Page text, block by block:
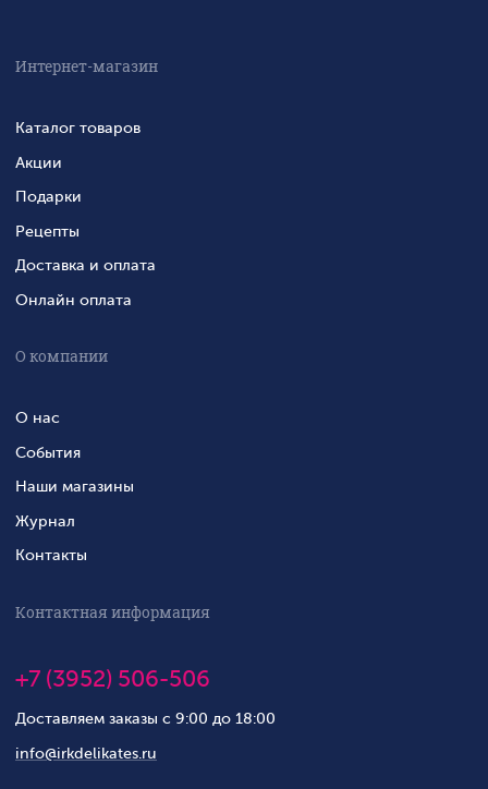
Интернет-магазин
Каталог товаров
Акции
Подарки
Рецепты
Доставка и оплата
Онлайн оплата
О компании
О нас
События
Наши магазины
Журнал
Контакты
Контактная информация
+7 (3952) 506-506
Доставляем заказы с 9:00 до 18:00
info@irkdelikates.ru